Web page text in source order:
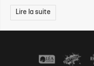
Lire la suite